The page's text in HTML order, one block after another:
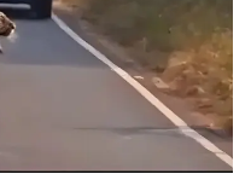
وزیراعظم شہباز شریف کا وفاقی
فیصلہ
بلاول بھٹو کا آزاد کشمیر انتخابات پر